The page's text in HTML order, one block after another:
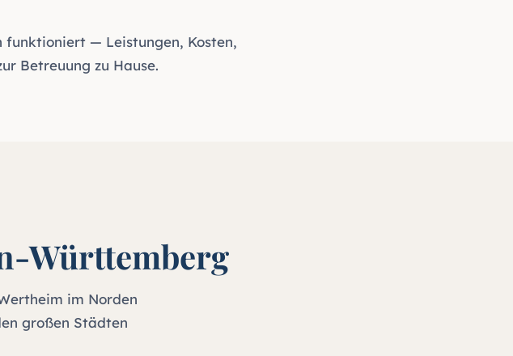
funktioniert — Leistungen, Kosten,
Betreuung zu Hause.
Württemberg
im Norden
großen Städten